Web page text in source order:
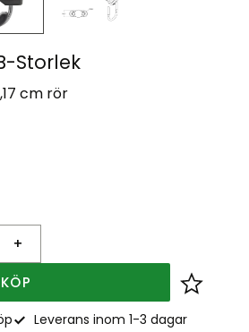
Storlek
cm rör
+
KÖP Lägg
Leverans inom 1-3 dagar